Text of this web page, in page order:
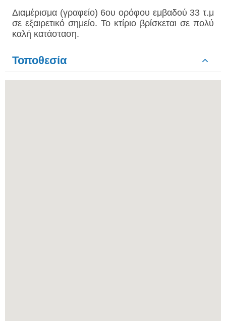
Διαμέρισμα (γραφείο) 6ου ορόφου εμβαδού 33 τ.μ
σε εξαιρετικό σημείο. Το κτίριο βρίσκεται σε πολύ
καλή κατάσταση.
Τοποθεσία